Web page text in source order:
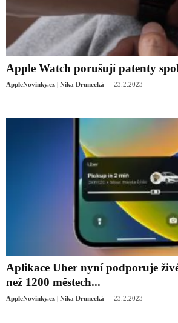
Apple Watch porušují patenty
AppleNovinky.cz | Nika Drunecká - 23.2.2023
Aplikace Uber nyní podporuje
než 1200 městech...
AppleNovinky.cz | Nika Drunecká - 23.2.2023